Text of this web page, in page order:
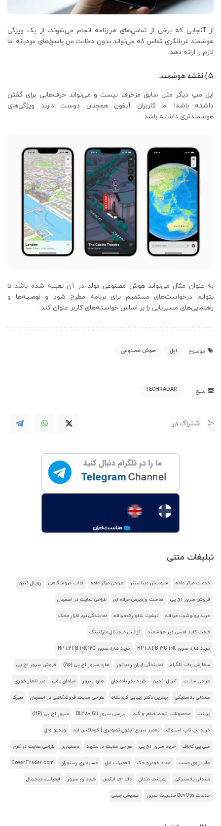
از آنجایی که برخی از تماس‌های هرزنامه انجام می‌شوند، از یک ویژگی
هوشمند غربالگری تماس که می‌تواند بدون دخالت من پاسخ‌های مودبانه اما
لازم را ارائه دهد.
5) نقشه هوشمند
اپل مپ دیگر مثل سابق مزخرف نیست و می‌تواند حرف‌هایی برای گفتن
داشته باشد! اما کاربران آیفون همچنان دوست دارند ویژگی‌های
هوشمندتری داشته باشد.
به عنوان مثال می‌تواند هوش مصنوعی مولد در آن تعبیه شده باشد تا
بتوانم درخواست‌های مستقیم برای برنامه مطرح شود و توصیه‌ها و
راهنمایی‌های مسیریابی را بر اساس خواسته‌های کاربر عنوان کند.
موضوع اپل هوش مصنوعی
منبع TECHRADAR
اشتراک در
تبلیغات متنی
خدمات مرکز داده سرمایش دیتاسنتر طراحی مرکز داده قالب فروشگاهی رویال کنین
فروش سرور اچ پی هاست وردپرس حرفه ای طراحی سایت در اصفهان
خرید پولوشرت مردانه تیشرت شلوارک مردانه نمایندگی نرم افزار محک
قیمت کلید لمسی غیر هوشمند آژانس دیجیتال مارکتینگ
خرید هارد سرور HP 1.8TB 12G 10K خرید هارد سرور HP 1.2TB 10K 12G
سفارش ربات تلگرام نمایندگی ایران رادیاتور هارد سرور اچ پی (hp) فروش سرور اچ پی
طراحی سایت آنریل انجین خرید بذر بادمجان هارد سرور مبلمان باغی میز ناهار خوری
صندلی پلاستیکی بهترین دکتر زیبایی کرمانشاه طراحی سایت فروشگاهی در اصفهان هیرکا
پرینت محصولات انیمه، فیلم و گیم بررسی سرور DL380 G11 سرور اچ پی (HP)
خرید لپ تاپ استوک تعمیر سریع آیفون تصویری | کوماکس لند ویدیو وال
سی پی کالاف خرید سرور اچ پی طراحی سایت در مشهد دستیاری طراحی سایت در کرج
چاپ روی چسب امداد خودرو جک تعمیرات اپل حسابداری رستوران CoverTrader.com
صندلی پلاستیکی ایمپلنت دندان دلتا اف ایکس خرید رم سرور ایمپلنت دیجیتال
خدمات DevOps مدیریت سرور انیمیشن چینی